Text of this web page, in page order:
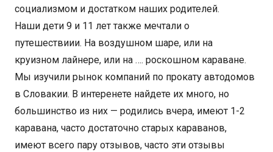
социализмом и достатком наших родителей.
Наши дети 9 и 11 лет также мечтали о
путешествиии. На воздушном шаре, или на
круизном лайнере, или на …. роскошном караване.
Мы изучили рынок компаний по прокату автодомов
в Словакии. В интеренете найдете их много, но
большинство из них — родились вчера, имеют 1-2
каравана, часто достаточно старых караванов,
имеют всего пару отзывов, часто эти отзывы